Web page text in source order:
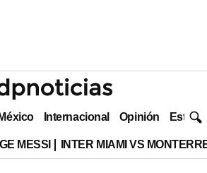
México Internacional Opinión Estilo
MESSI INTER MIAMI VS